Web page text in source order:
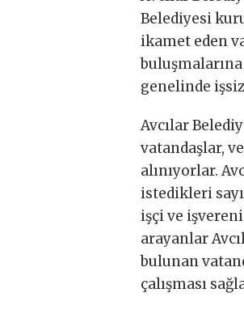
Belediyesi
ikamet eden
genelinde
Avcılar
vatandaşlar,
alınıyorlar.
istedikleri
işçi ve
arayanlar
bulunan
çalışması